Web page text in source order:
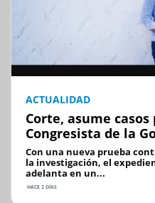
ACTUALIDAD
Corte, asume
Congresista de la
Con una nueva prueba
la investigación, el
adelanta en un...
HACE 2 DÍAS